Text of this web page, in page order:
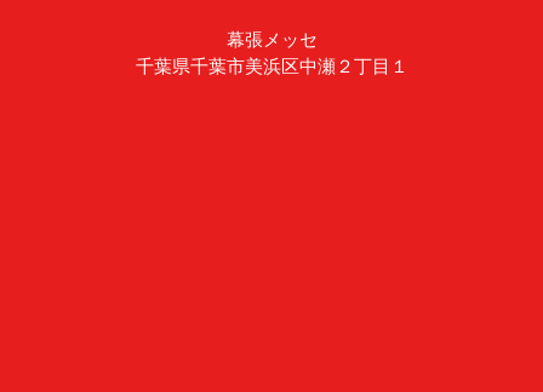
幕張メッセ
千葉県千葉市美浜区中瀬２丁目１